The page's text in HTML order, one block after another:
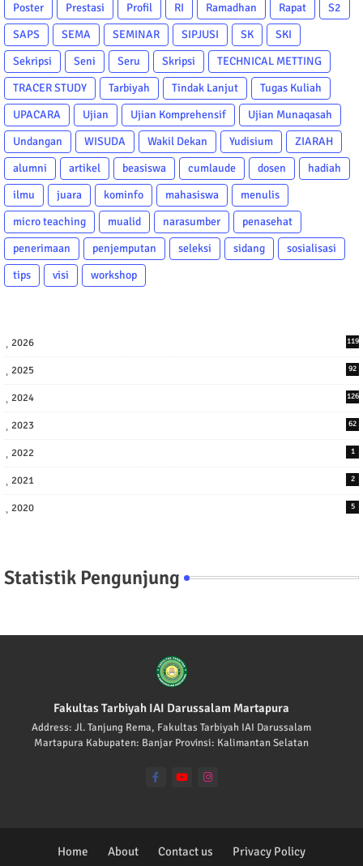
Poster
Prestasi Profil RI Ramadhan Rapat
S2
SAPS
SEMA SEMINAR SIPJUSI SK
SKI
Sekripsi
Seni Seru Skripsi
TECHNICAL METTING
TRACER STUDY
Tarbiyah Tindak Lanjut
Tugas Kuliah
UPACARA
Ujian Ujian Komprehensif
Ujian Munaqasah
Undangan
WISUDA Wakil Dekan Yudisium
ZIARAH
alumni
artikel beasiswa cumlaude dosen
hadiah
ilmu
juara kominfo mahasiswa
menulis
micro teaching
mualid narasumber
penasehat
penerimaan
penjemputan seleksi sidang
sosialisasi
tips
visi workshop
2026 119
2025 92
2024 126
2023 62
2022 1
2021 2
2020 5
Statistik Pengunjung
Fakultas Tarbiyah IAI Darussalam Martapura
Address: Jl. Tanjung Rema, Fakultas Tarbiyah IAI Darussalam
Martapura Kabupaten: Banjar Provinsi: Kalimantan Selatan
Home About Contact us Privacy Policy